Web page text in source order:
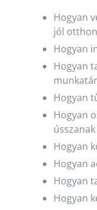
Hogyan
jól
Hogyan
Hogyan
Hogyan
Hogyan
Hogyan
Hogyan
Hogyan
Hogyan